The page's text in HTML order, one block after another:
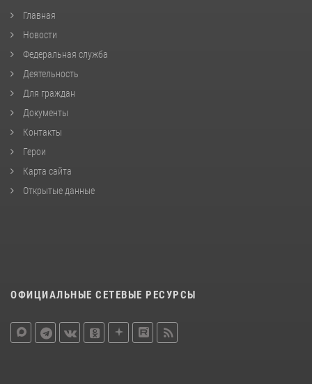
Главная
Новости
Федеральная служба
Деятельность
Для граждан
Документы
Контакты
Герои
Карта сайта
Открытые данные
ОФИЦИАЛЬНЫЕ СЕТЕВЫЕ РЕСУРСЫ